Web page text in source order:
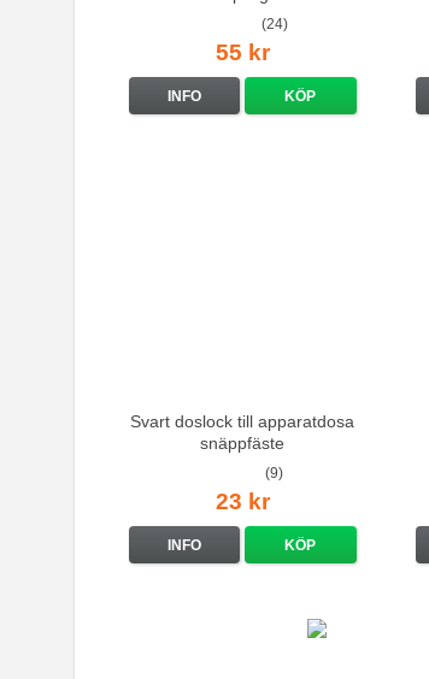
(24)
55 kr
INFO KÖP
Svart doslock till apparatdosa
snäppfäste
(9)
23 kr
INFO KÖP